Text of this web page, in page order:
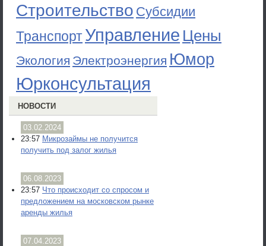
Строительство Субсидии
ТранспортУправление Цены
Экология Электроэнергия Юмор
Юрконсультация
НОВОСТИ
03.02.2024
23:57 Микрозаймы не получится
получить под залог жилья
06.08.2023
23:57 Что происходит со спросом и
предложением на московском рынке
аренды жилья
07.04.2023